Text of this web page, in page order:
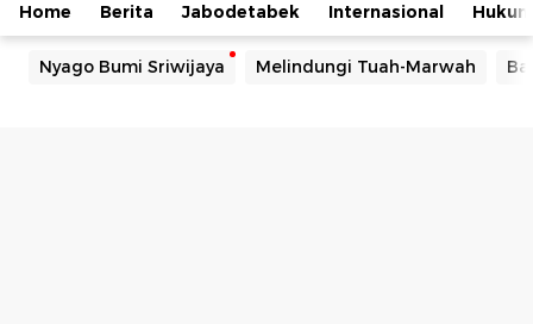
Home Berita Jabodetabek Internasional Hukum
Nyago Bumi Sriwijaya Melindungi Tuah-Marwah